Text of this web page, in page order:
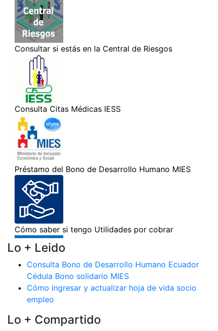
Lo + Leido
Consulta Bono de Desarrollo Humano Ecuador
Cédula Bono solidario MIES
Cómo ingresar y actualizar hoja de vida socio
empleo
Lo + Compartido